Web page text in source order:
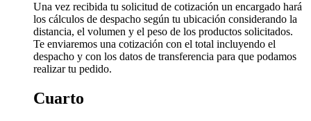
Una vez recibida tu solicitud de cotización un encargado hará
los cálculos de despacho según tu ubicación considerando la
distancia, el volumen y el peso de los productos solicitados.
Te enviaremos una cotización con el total incluyendo el
despacho y con los datos de transferencia para que podamos
realizar tu pedido.
Cuarto